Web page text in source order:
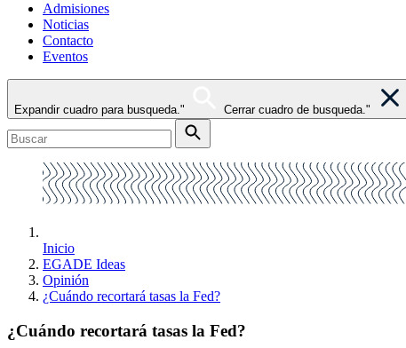
Admisiones
Noticias
Contacto
Eventos
Expandir cuadro para busqueda." Cerrar cuadro de busqueda."
Inicio
EGADE Ideas
Opinión
¿Cuándo recortará tasas la Fed?
¿Cuándo recortará tasas la Fed?